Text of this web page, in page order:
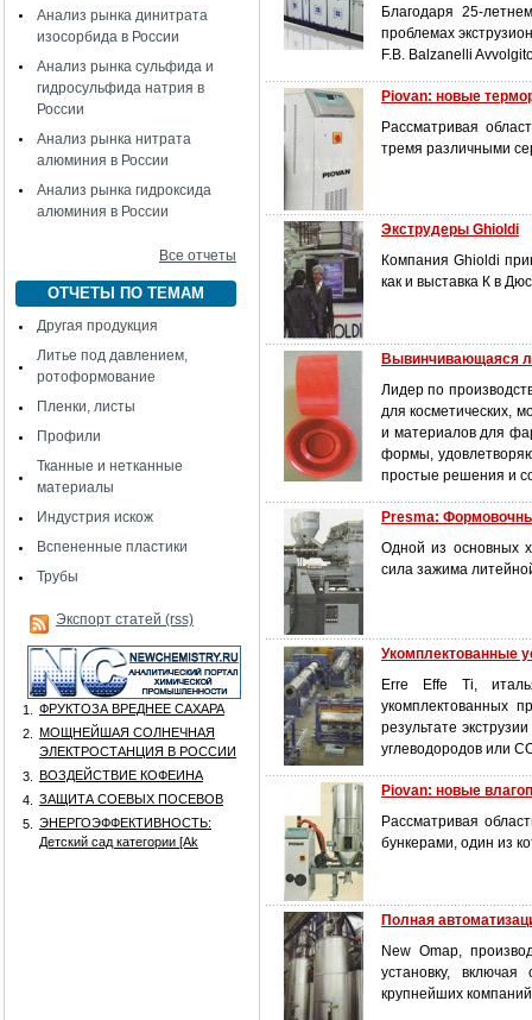
Анализ рынка динитрата
изосорбида в России
Анализ рынка сульфида и
гидросульфида натрия в
России
Анализ рынка нитрата
алюминия в России
Анализ рынка гидроксида
алюминия в России
Все отчеты
ОТЧЕТЫ ПО ТЕМАМ
Другая продукция
Литье под давлением,
ротоформование
Пленки, листы
Профили
Тканные и нетканные
материалы
Индустрия искож
Вспененные пластики
Трубы
Экспорт статей (rss)
1.
ФРУКТОЗА ВРЕДНЕЕ САХАРА
2.
МОЩНЕЙШАЯ СОЛНЕЧНАЯ
ЭЛЕКТРОСТАНЦИЯ В РОССИИ
3.
ВОЗДЕЙСТВИЕ КОФЕИНА
4.
ЗАЩИТА СОЕВЫХ ПОСЕВОВ
5.
ЭНЕРГОЭФФЕКТИВНОСТЬ:
Детский сад категории [Аk
Благодаря 25-
проблемах
F.B. Balzanelli
Piovan: новые
Рассматривая
тремя различными
Экструдеры Ghioldi
Компания Ghioldi
как и выставка К в
Вывинчивающаяся
Лидер по
для косметических,
и материалов для
формы,
простые решения и
Presma:
Одной из основных
сила зажима
Укомплектованные
Erre Effe Ti,
укомплектованных
результате
углеводородов или
Piovan: новые
Рассматривая
бункерами, один из
Полная
New Omap,
установку,
крупнейших компаний